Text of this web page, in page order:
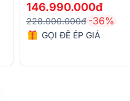
146.990.000đ
228.000.000đ -36%
GỌI ĐỂ ÉP GIÁ